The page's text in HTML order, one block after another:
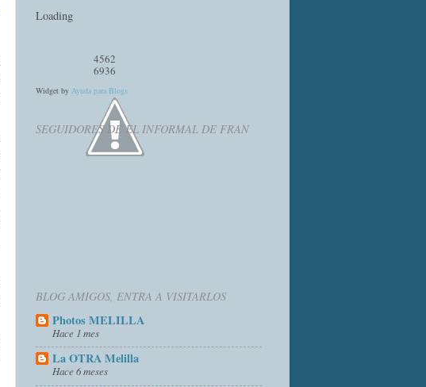
Loading
4562
6936
Widget by Ayuda para Blogs
SEGUIDORES DE EL INFORMAL DE FRAN
BLOG AMIGOS, ENTRA A VISITARLOS
Photos MELILLA
Hace 1 mes
La OTRA Melilla
Hace 6 meses